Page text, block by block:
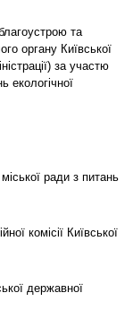
та
органу Київської
за участю
екологічної
ради з питань
комісії Київської
державної